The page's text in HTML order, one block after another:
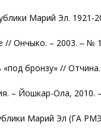
Марий Эл.
// Ончыко. – 2003. ‒ №
бронзу» //
– Йошкар-Ола, 2010.
Марий Эл (ГА